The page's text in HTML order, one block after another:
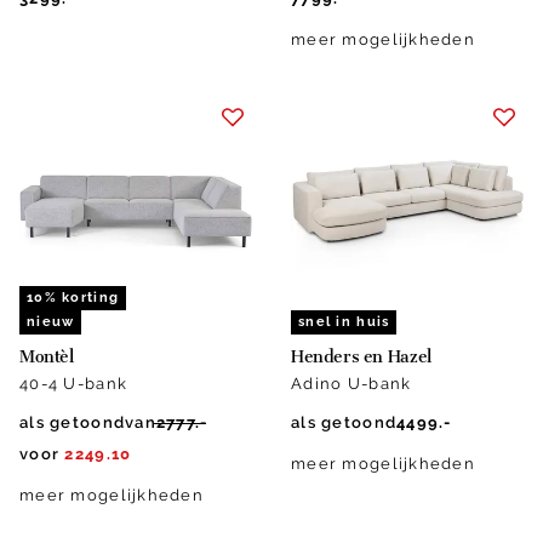
meer mogelijkheden
10% korting
nieuw
Montèl
40-4 U-bank
als getoondvan2777.-
voor 2249.10
meer mogelijkheden
snel in huis
Henders en Hazel
Adino U-bank
als getoond4499.-
meer mogelijkheden